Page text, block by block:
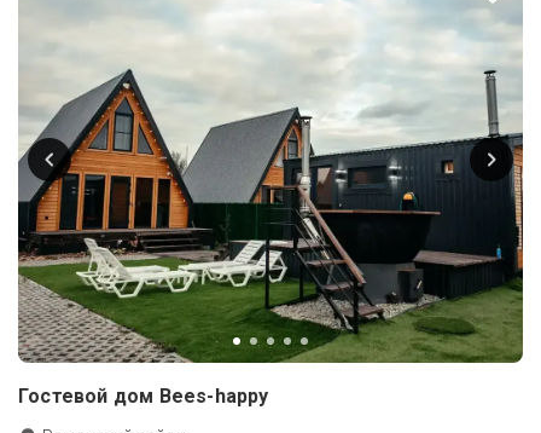
Гостевой дом Bees-happy